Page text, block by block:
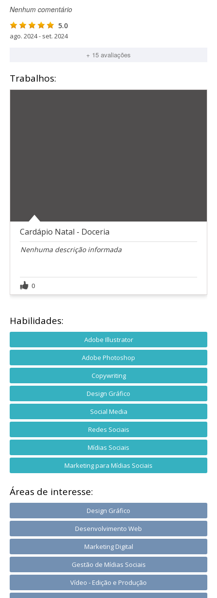
Nenhum comentário
5.0
ago. 2024 - set. 2024
+ 15 avaliações
Trabalhos:
Cardápio Natal - Doceria
Nenhuma descrição informada
0
Habilidades:
Adobe Illustrator
Adobe Photoshop
Copywriting
Design Gráfico
Social Media
Redes Sociais
Mídias Sociais
Marketing para Mídias Sociais
Áreas de interesse:
Design Gráfico
Desenvolvimento Web
Marketing Digital
Gestão de Mídias Sociais
Vídeo - Edição e Produção